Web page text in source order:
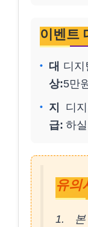
이벤트
대
상:
디지
5만
지
급:
디
하
유의